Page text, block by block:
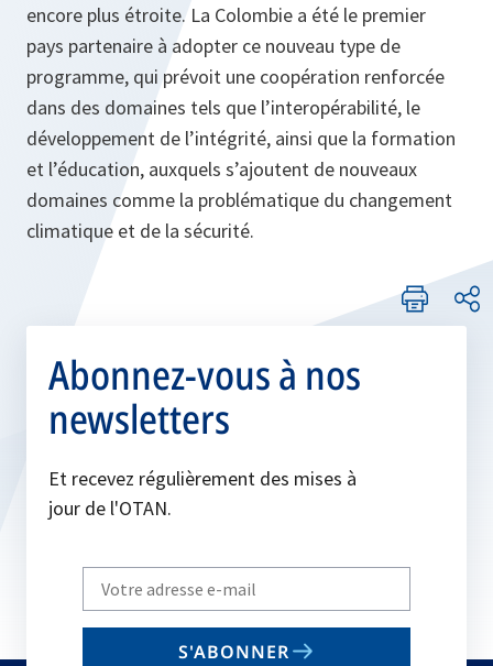
encore plus étroite. La Colombie a été le premier
pays partenaire à adopter ce nouveau type de
programme, qui prévoit une coopération renforcée
dans des domaines tels que l’interopérabilité, le
développement de l’intégrité, ainsi que la formation
et l’éducation, auxquels s’ajoutent de nouveaux
domaines comme la problématique du changement
climatique et de la sécurité.
Abonnez-vous à nos
newsletters
Et recevez régulièrement des mises à
jour de l'OTAN.
Write
your
email
S'ABONNER